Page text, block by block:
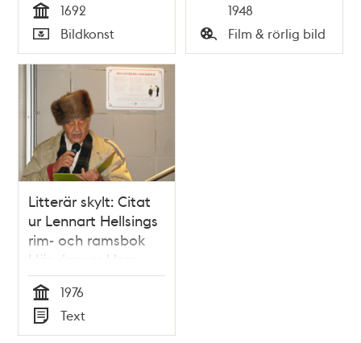
Tid
1692
Typ
Bildkonst
1948
Typ
Film & rörlig bild
Litterär skylt: Citat
ur Lennart Hellsings
rim- och ramsbok
Här dansar Herr
Gurka
Tid
1976
Typ
Text